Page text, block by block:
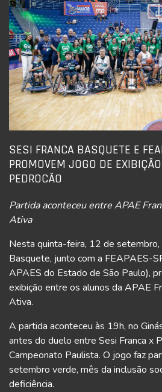
SESI FRANCA BASQUETE E
PROMOVEM JOGO DE
PEDROCÃO
Partida aconteceu entre APAE
Ativa
Nesta quinta-feira, 12 de setembro,
Basquete, junto com a FEAPAES-
APAES do Estado de São Paulo),
exibição entre os alunos da APAE
Ativa.
A partida aconteceu às 19h, no
antes do duelo entre Sesi Franca x
Campeonato Paulista. O jogo faz
setembro verde, mês da inclusão
deficiência.